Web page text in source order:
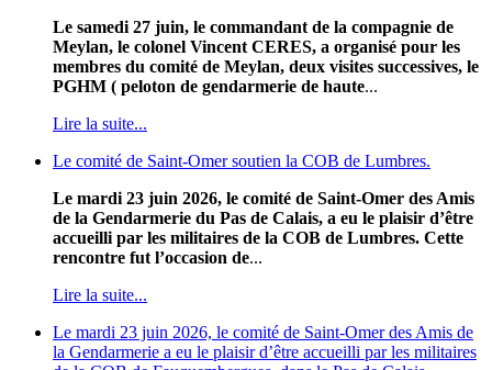
Le samedi 27 juin, le commandant de la compagnie de
Meylan, le colonel Vincent CERES, a organisé pour les
membres du comité de Meylan, deux visites successives, le
PGHM ( peloton de gendarmerie de haute...
Lire la suite...
Le comité de Saint-Omer soutien la COB de Lumbres.
Le mardi 23 juin 2026, le comité de Saint-Omer des Amis
de la Gendarmerie du Pas de Calais, a eu le plaisir d’être
accueilli par les militaires de la COB de Lumbres. Cette
rencontre fut l’occasion de...
Lire la suite...
Le mardi 23 juin 2026, le comité de Saint-Omer des Amis de
la Gendarmerie a eu le plaisir d’être accueilli par les militaires